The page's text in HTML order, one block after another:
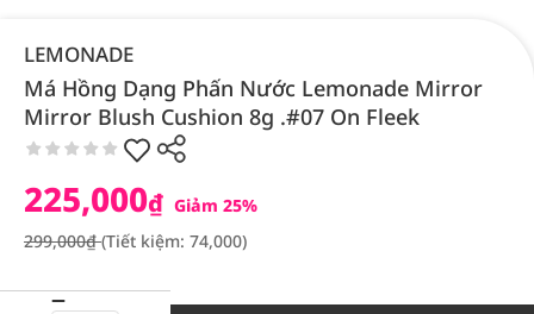
LEMONADE
Má Hồng Dạng Phấn Nước Lemonade Mirror
Mirror Blush Cushion 8g .#07 On Fleek
225,000₫ Giảm 25%
299,000₫(Tiết kiệm: 74,000)